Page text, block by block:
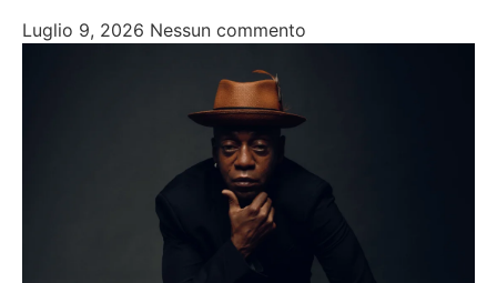
Luglio 9, 2026 Nessun commento